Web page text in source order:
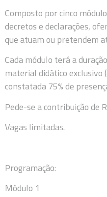
Composto por cinco
decretos e declarações,
que atuam ou pretendem
Cada módulo terá a
material didático exclusivo
constatada 75% de
Pede-se a contribuição de
Vagas limitadas.
Programação:
Módulo 1